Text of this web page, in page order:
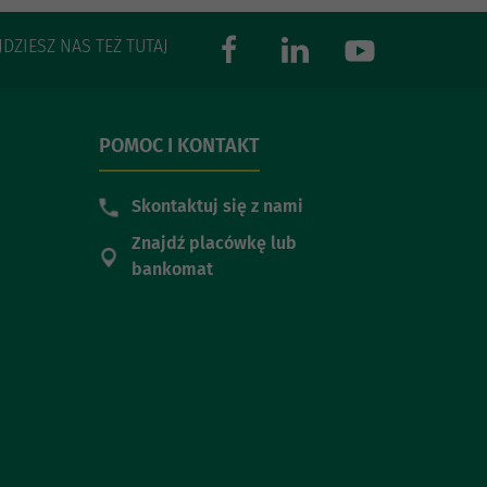
NAS TEŻ TUTAJ
POMOC I KONTAKT
Skontaktuj się z nami
Znajdź placówkę lub
bankomat